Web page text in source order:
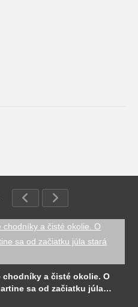
chodníky a čisté okolie. O
sa od začiatku júla